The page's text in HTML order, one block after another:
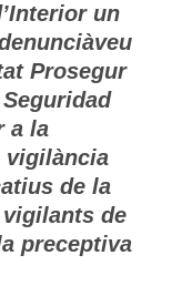
un
Prosegur
a la
vigilància
de la
vigilants de
preceptiva